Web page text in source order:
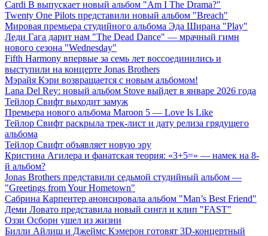
Cardi B выпускает новый альбом "Am I The Drama?"
Twenty One Pilots представили новый альбом "Breach"
Мировая премьера студийного альбома Эда Ширана "Play"
Леди Гага дарит нам "The Dead Dance" — мрачный гимн
нового сезона "Wednesday"
Fifth Harmony впервые за семь лет воссоединились и
выступили на концерте Jonas Brothers
Мэрайя Кэри возвращается с новым альбомом!
Lana Del Rey: новый альбом Stove выйдет в январе 2026 года
Тейлор Свифт выходит замуж
Премьера нового альбома Maroon 5 — Love Is Like
Тейлор Свифт раскрыла трек-лист и дату релиза грядущего
альбома
Тейлор Свифт объявляет новую эру
Кристина Агилера и фанатская теория: «3+5=» — намек на 8-
й альбом?
Jonas Brothers представили седьмой студийный альбом —
"Greetings from Your Hometown"
Сабрина Карпентер анонсировала альбом "Man’s Best Friend"
Деми Ловато представила новый сингл и клип "FAST"
Оззи Осборн ушел из жизни
Билли Айлиш и Джеймс Кэмерон готовят 3D-концертный